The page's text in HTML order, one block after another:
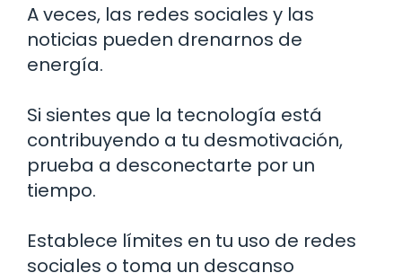
A veces, las redes sociales y las
noticias pueden drenarnos de
energía.
Si sientes que la tecnología está
contribuyendo a tu desmotivación,
prueba a desconectarte por un
tiempo.
Establece límites en tu uso de redes
sociales o toma un descanso